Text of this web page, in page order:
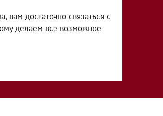
вам достаточно связаться с
делаем все возможное